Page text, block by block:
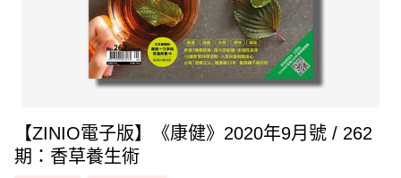
【ZINIO電子版】《康健》2020年9月號 / 262
期：香草養生術